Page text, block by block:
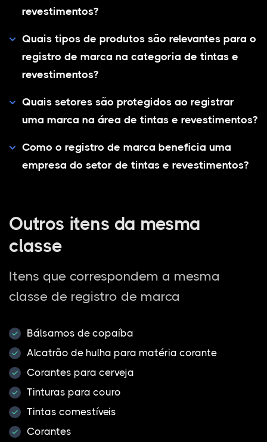
revestimentos?
Quais tipos de produtos são relevantes para o
registro de marca na categoria de tintas e
revestimentos?
Quais setores são protegidos ao registrar
uma marca na área de tintas e revestimentos?
Como o registro de marca beneficia uma
empresa do setor de tintas e revestimentos?
Outros itens da mesma
classe
Itens que correspondem a mesma
classe de registro de marca
Bálsamos de copaíba
Alcatrão de hulha para matéria corante
Corantes para cerveja
Tinturas para couro
Tintas comestíveis
Corantes